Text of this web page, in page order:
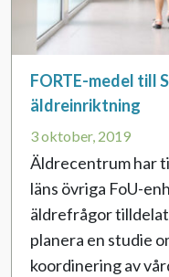
FORTE-medel till
äldreinriktning
3 oktober, 2019
Äldrecentrum har
läns övriga FoU-
äldrefrågor
planera en studie
koordinering av